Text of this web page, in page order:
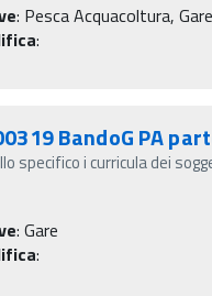
: Pesca Acquacoltura, Gare
:
BandoG PA
specifico i curricula dei
: Gare
: